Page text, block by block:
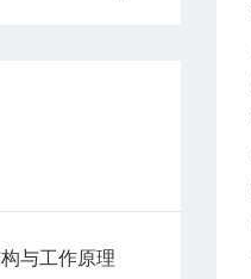
与工作原理